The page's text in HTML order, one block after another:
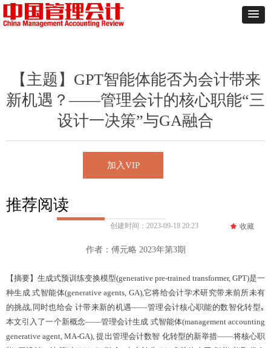
【主题】GPT智能体能否为会计带来
新机遇？——管理会计的核心职能“三
设计一决策”与GA融合
【摘要】生成式预训练变换模型(generative pre-trained transformer, GPT)是一
种生成 式智能体(generative agents, GA),它将给会计学术研究带来前所未有
的挑战,同时也给会 计带来新的机遇——管理会计核心职能的数智化转型｡
本文引入了一个新概念——管理会计生成 式智能体(management accounting
generative agent, MA-GA), 提出管理会计数智 化转型的新举措——将核心职
推荐阅读
作者：傅元略 2023年第3期
创建时间： 2023-09-18 20:23 끄 收藏
加入VIP